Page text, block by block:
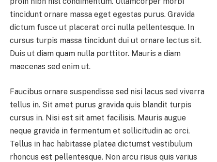
tincidunt ornare massa eget egestas purus. Gravida
dictum fusce ut placerat orci nulla pellentesque. In
cursus turpis massa tincidunt dui ut ornare lectus sit.
Duis ut diam quam nulla porttitor. Mauris a diam
maecenas sed enim ut.
Faucibus ornare suspendisse sed nisi lacus sed viverra
tellus in. Sit amet purus gravida quis blandit turpis
cursus in. Nisi est sit amet facilisis. Mauris augue
neque gravida in fermentum et sollicitudin ac orci.
Tellus in hac habitasse platea dictumst vestibulum
rhoncus est pellentesque. Non arcu risus quis varius